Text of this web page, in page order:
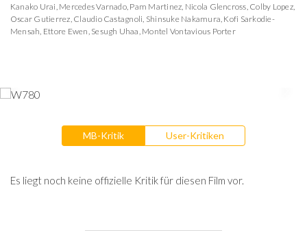
Kanako Urai, Mercedes Varnado, Pam Martinez, Nicola Glencross, Colby Lopez,
Oscar Gutierrez, Claudio Castagnoli, Shinsuke Nakamura, Kofi Sarkodie-
Mensah, Ettore Ewen, Sesugh Uhaa, Montel Vontavious Porter
MB-Kritik User-Kritiken
Es liegt noch keine offizielle Kritik für diesen Film vor.